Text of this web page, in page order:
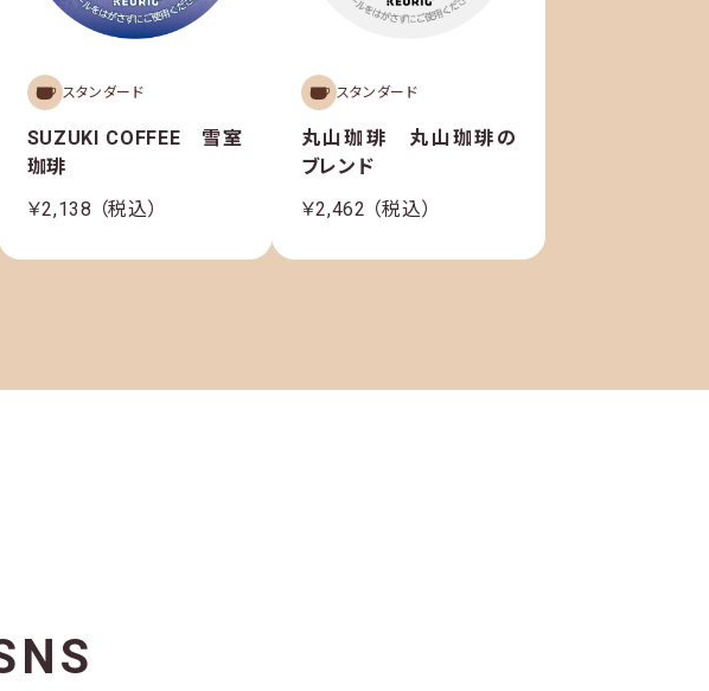
スタンダード
SUZUKI COFFEE 雪室
珈琲
￥2,138 （税込）
スタンダード
丸山珈琲 丸山珈琲の
ブレンド
￥2,462 （税込）